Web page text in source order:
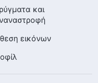
και
εικόνων